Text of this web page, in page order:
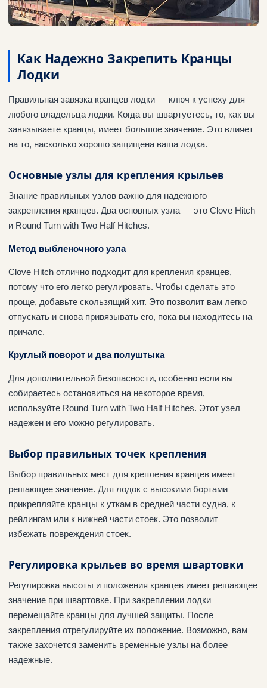
Как Надежно Закрепить Кранцы
Лодки
Правильная завязка кранцев лодки — ключ к успеху для
любого владельца лодки. Когда вы швартуетесь, то, как вы
завязываете кранцы, имеет большое значение. Это влияет
на то, насколько хорошо защищена ваша лодка.
Основные узлы для крепления крыльев
Знание правильных узлов важно для надежного
закрепления кранцев. Два основных узла — это Clove Hitch
и Round Turn with Two Half Hitches.
Метод выбленочного узла
Clove Hitch отлично подходит для крепления кранцев,
потому что его легко регулировать. Чтобы сделать это
проще, добавьте скользящий хит. Это позволит вам легко
отпускать и снова привязывать его, пока вы находитесь на
причале.
Круглый поворот и два полуштыка
Для дополнительной безопасности, особенно если вы
собираетесь остановиться на некоторое время,
используйте Round Turn with Two Half Hitches. Этот узел
надежен и его можно регулировать.
Выбор правильных точек крепления
Выбор правильных мест для крепления кранцев имеет
решающее значение. Для лодок с высокими бортами
прикрепляйте кранцы к уткам в средней части судна, к
рейлингам или к нижней части стоек. Это позволит
избежать повреждения стоек.
Регулировка крыльев во время швартовки
Регулировка высоты и положения кранцев имеет решающее
значение при швартовке. При закреплении лодки
перемещайте кранцы для лучшей защиты. После
закрепления отрегулируйте их положение. Возможно, вам
также захочется заменить временные узлы на более
надежные.